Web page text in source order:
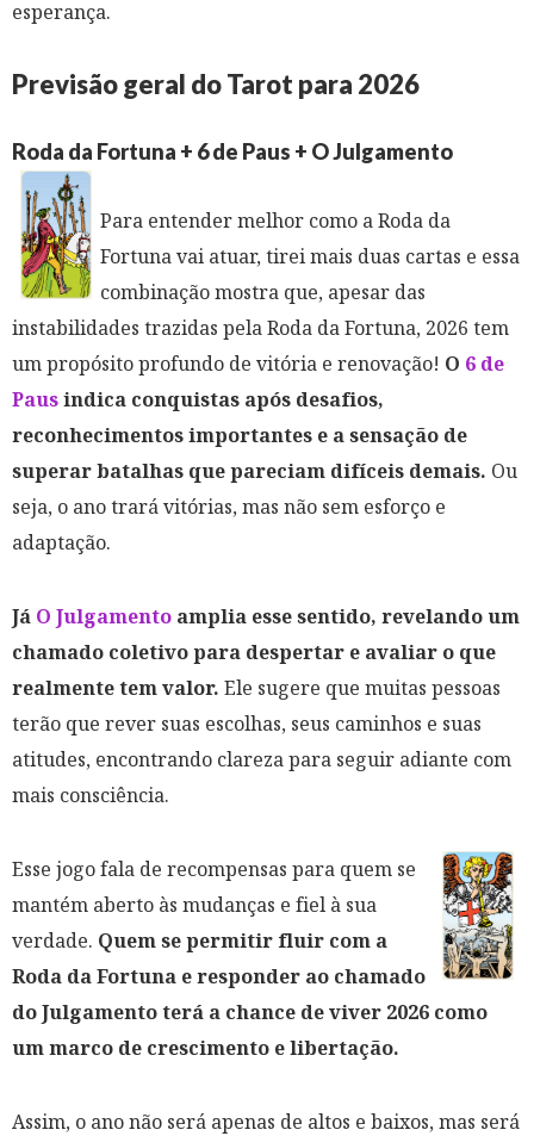
esperança.
Previsão geral do Tarot para 2026
Roda da Fortuna + 6 de Paus + O Julgamento
Para entender melhor como a Roda da
Fortuna vai atuar, tirei mais duas cartas e essa
combinação mostra que, apesar das
instabilidades trazidas pela Roda da Fortuna, 2026 tem
um propósito profundo de vitória e renovação! O 6 de
Pausindica conquistas após desafios,
reconhecimentos importantes e a sensação de
superar batalhas que pareciam difíceis demais. Ou
seja, o ano trará vitórias, mas não sem esforço e
adaptação.
Já O Julgamento amplia esse sentido, revelando um
chamado coletivo para despertar e avaliar o que
realmente tem valor. Ele sugere que muitas pessoas
terão que rever suas escolhas, seus caminhos e suas
atitudes, encontrando clareza para seguir adiante com
mais consciência.
Esse jogo fala de recompensas para quem se
mantém aberto às mudanças e fiel à sua
verdade. Quem se permitir fluir com a
Roda da Fortuna e responder ao chamado
do Julgamento terá a chance de viver 2026 como
um marco de crescimento e libertação.
Assim, o ano não será apenas de altos e baixos, mas será